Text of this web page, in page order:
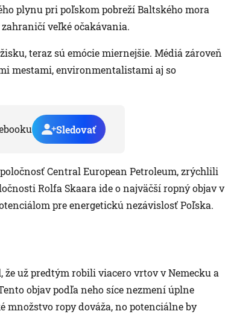
plynu pri poľskom pobreží Baltského mora
veľké očakávania.
teraz sú emócie miernejšie. Médiá zároveň
mestami, environmentalistami aj so
Sledovať
Central European Petroleum, zrýchlili
Rolfa Skaara ide o najväčší ropný objav v
pre energetickú nezávislosť Poľska.
už predtým robili viacero vrtov v Nemecku a
objav podľa neho síce nezmení úplne
množstvo ropy dováža, no potenciálne by